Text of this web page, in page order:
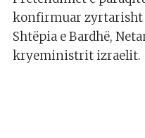
konfirmuar zyrtarisht
Shtëpia e Bardhë,
kryeministrit izraelit.